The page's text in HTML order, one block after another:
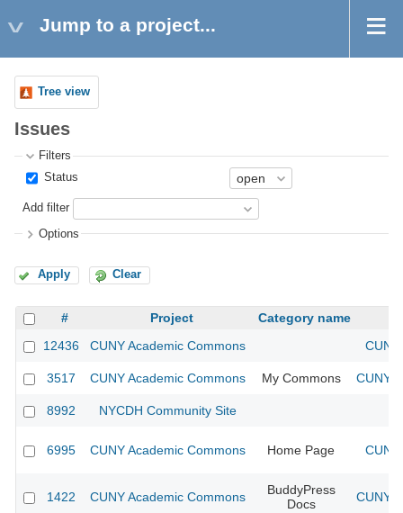
Jump to a project...
Tree view
Issues
Filters
Status
Add filter
Options
Apply Clear
# Project
Category name
12436
CUNY Academic Commons
3517 CUNY Academic Commons My Commons CUNY
8992 NYCDH Community Site
6995 CUNY Academic Commons Home Page
1422 CUNY Academic Commons
BuddyPress
Docs
CUNY